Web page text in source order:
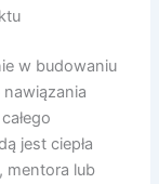
w budowaniu
jest ciepła
mentora lub